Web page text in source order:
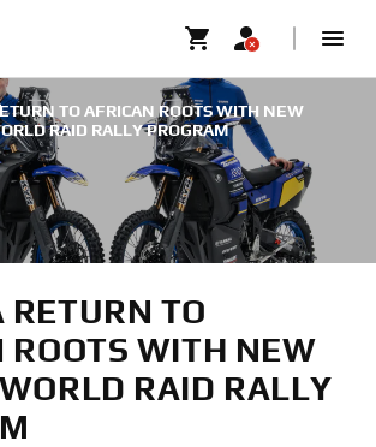
TO AFRICAN ROOTS WITH NEW
RAID RALLY PROGRAM
TO
ROOTS WITH NEW
RAID RALLY